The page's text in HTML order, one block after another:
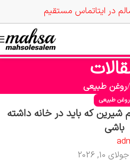
در ایتاتماس مستقیم
روغن طبیعی
روغن طبیعی
شیرین که باید در خانه داشته
باشی
10, 2026